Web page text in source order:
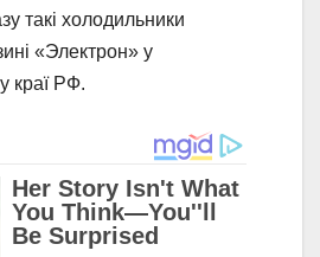
такі холодильники
«Электрон» у
краї РФ.